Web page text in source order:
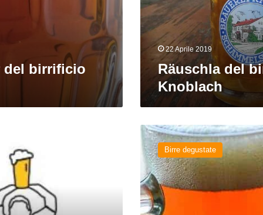
del birrificio
22 Aprile 2019
Räuschla del
Knoblach
Werkbier
Märzen
del
birrificio
Bierwerk
Birre degustate